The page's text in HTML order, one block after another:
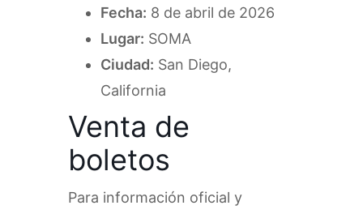
Fecha: 8 de abril de 2026
Lugar: SOMA
Ciudad: San Diego,
California
Venta de
boletos
Para información oficial y